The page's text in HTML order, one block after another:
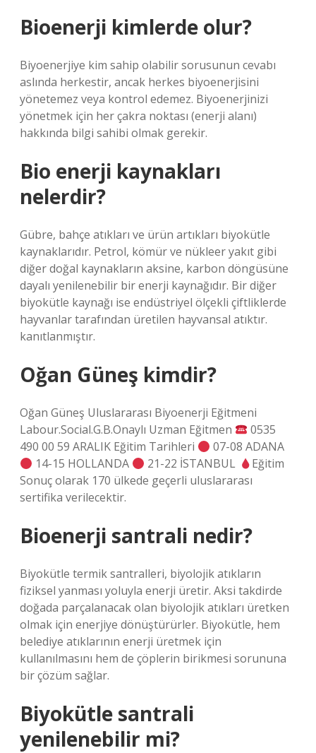
Bioenerji kimlerde olur?
Biyoenerjiye kim sahip olabilir sorusunun cevabı
aslında herkestir, ancak herkes biyoenerjisini
yönetemez veya kontrol edemez. Biyoenerjinizi
yönetmek için her çakra noktası (enerji alanı)
hakkında bilgi sahibi olmak gerekir.
Bio enerji kaynakları
nelerdir?
Gübre, bahçe atıkları ve ürün artıkları biyokütle
kaynaklarıdır. Petrol, kömür ve nükleer yakıt gibi
diğer doğal kaynakların aksine, karbon döngüsüne
dayalı yenilenebilir bir enerji kaynağıdır. Bir diğer
biyokütle kaynağı ise endüstriyel ölçekli çiftliklerde
hayvanlar tarafından üretilen hayvansal atıktır.
kanıtlanmıştır.
Oğan Güneş kimdir?
Oğan Güneş Uluslararası Biyoenerji Eğitmeni
Labour.Social.G.B.Onaylı Uzman Eğitmen
0535
490 00 59 ARALIK Eğitim Tarihleri ​​
07-08 ADANA
14-15 HOLLANDA
21-22 İSTANBUL
Eğitim
Sonuç olarak 170 ülkede geçerli uluslararası
sertifika verilecektir.
Bioenerji santrali nedir?
Biyokütle termik santralleri, biyolojik atıkların
fiziksel yanması yoluyla enerji üretir. Aksi takdirde
doğada parçalanacak olan biyolojik atıkları üretken
olmak için enerjiye dönüştürürler. Biyokütle, hem
belediye atıklarının enerji üretmek için
kullanılmasını hem de çöplerin birikmesi sorununa
bir çözüm sağlar.
Biyokütle santrali
yenilenebilir mi?